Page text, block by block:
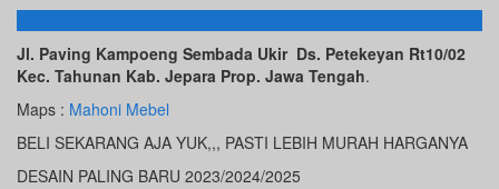
ALAMAT KAMI
Jl. Paving Kampoeng Sembada Ukir Ds. Petekeyan Rt10/02
Kec. Tahunan Kab. Jepara Prop. Jawa Tengah.
Maps : Mahoni Mebel
BELI SEKARANG AJA YUK,,, PASTI LEBIH MURAH HARGANYA
DESAIN PALING BARU 2023/2024/2025